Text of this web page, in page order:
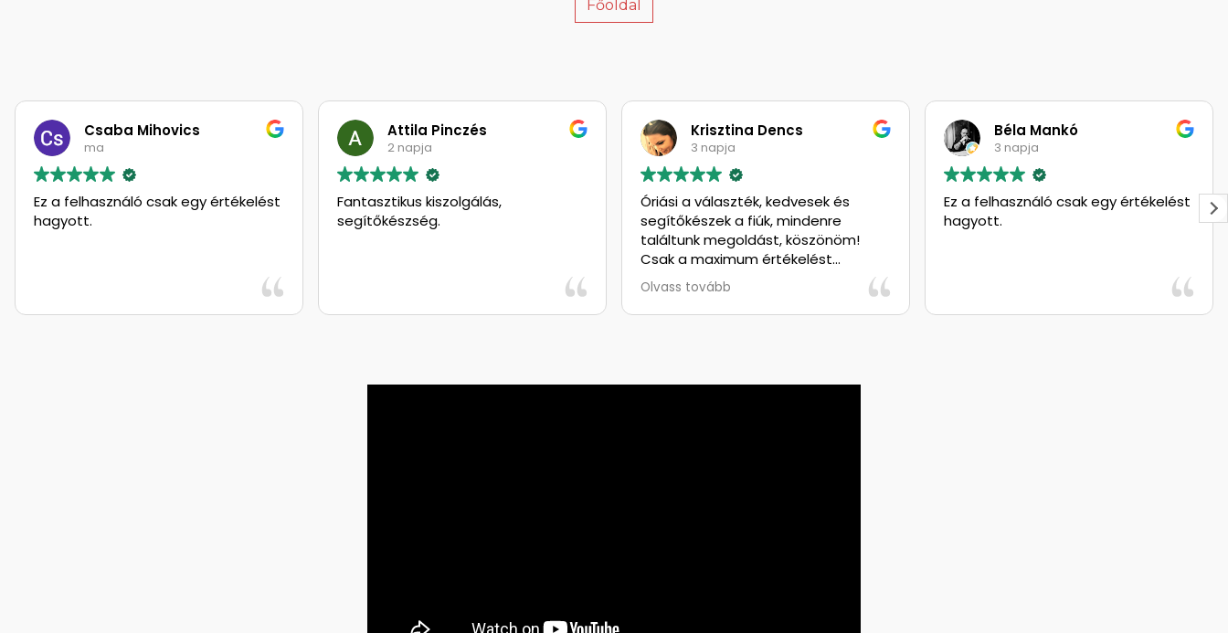
Főoldal
Csaba Mihovics
ma
Ez a felhasználó csak egy értékelést
hagyott.
Attila Pinczés
2 napja
Fantasztikus kiszolgálás,
segítőkészség.
Krisztina Dencs
3 napja
Óriási a választék, kedvesek és
segítőkészek a fiúk, mindenre
találtunk megoldást, köszönöm!
Csak a maximum értékelést
adhatom, gondolkodás nélkül! :)
Olvass tovább
Béla Mankó
3 napja
Ez a felhasználó csak egy értékelést
hagyott.